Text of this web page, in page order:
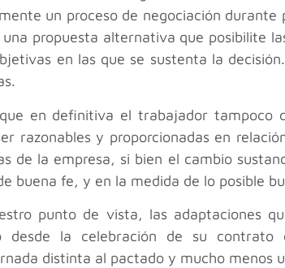
un proceso de negociación
propuesta alternativa que posibilite
en las que se sustenta la
en definitiva el trabajador tampoco
razonables y proporcionadas en
de la empresa, si bien el cambio
buena fe, y en la medida de lo posible
punto de vista, las adaptaciones
desde la celebración de su
distinta al pactado y mucho menos